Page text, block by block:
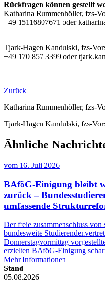
Rückfragen können gestellt
Katharina Rummenhöller, fzs-
+49 15116807671 oder
Tjark-Hagen Kandulski, fzs-
+49 170 857 3399 oder
Zurück
Katharina Rummenhöller, fzs-
Tjark-Hagen Kandulski, fzs-
Ähnliche
vom 16. Juli 2026
BAföG-Einigung bleibt
zurück –
umfassende
Der freie zusammenschluss
bundesweite
Donnerstagvormittag
erzielten BAföG-Einigung
Mehr Informationen
Stand
05.08.2026